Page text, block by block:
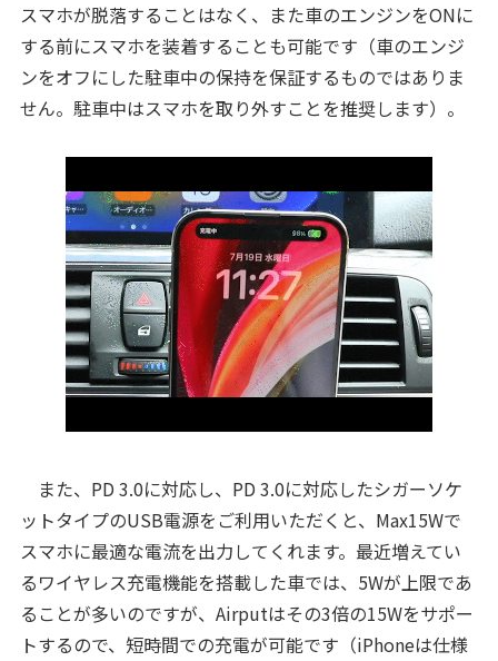
スマホが脱落することはなく、また車のエンジンをONに
する前にスマホを装着することも可能です（車のエンジ
ンをオフにした駐車中の保持を保証するものではありま
せん。駐車中はスマホを取り外すことを推奨します）。
また、PD 3.0に対応し、PD 3.0に対応したシガーソケ
ットタイプのUSB電源をご利用いただくと、Max15Wで
スマホに最適な電流を出力してくれます。最近増えてい
るワイヤレス充電機能を搭載した車では、5Wが上限であ
ることが多いのですが、Airputはその3倍の15Wをサポー
トするので、短時間での充電が可能です（iPhoneは仕様